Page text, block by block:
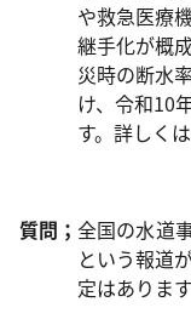
や救急医療
継手化が概
災時の断水
け、令和10
す。詳しくは
質問；全国の水道
という報道
定はありま